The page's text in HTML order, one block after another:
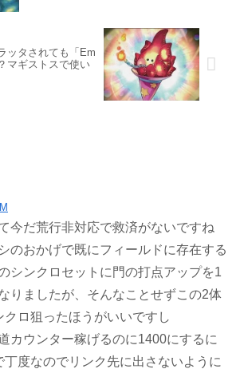
ッタされても「Em
マギストスで使い
今だ荒行非対応で救済がないですね
のおかげで既にフィールドに存在する
シンクロセットに門の打点アップを1
りましたが、そんなことせずこの2体
ロ狙ったほうがいいですし
カウンター稼げるのに1400にするに
丁度なのでリンク先に出さないように